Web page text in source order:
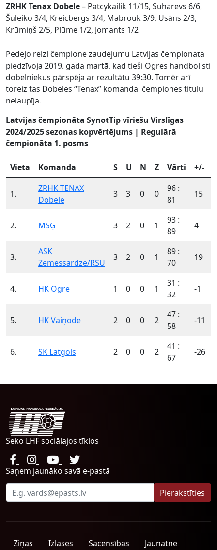
ZRHK Tenax Dobele– Patcykailik 11/15, Suharevs 6/6,
Šuleiko 3/4, Kreicbergs 3/4, Mabrouk 3/9, Usāns 2/3,
Krūmiņš 2/5, Plūme 1/2, Jomants 1/2
Pēdējo reizi čempione zaudējumu Latvijas čempionātā
piedzīvoja 2019. gada martā, kad tieši Ogres handbolisti
dobelniekus pārspēja ar rezultātu 39:30. Tomēr arī
toreiz tas Dobeles “Tenax” komandai čempiones titulu
nelaupīja.
Latvijas čempionāta SynotTip vīriešu Virslīgas
2024/2025 sezonas kopvērtējums | Regulārā
čempionāta 1. posms
Vieta Komanda S U N Z Vārti +/-
1.
ZRHK TENAX
Dobele
3 3 0 0
96 :
81
15
2. MSĢ 3 2 0 1
93 :
89
4
3.
ASK
Zemessardze/RSU
3 2 0 1
89 :
70
19
4. HK Ogre 1 0 0 1
31 :
32
-1
5. HK Vaiņode 2 0 0 2
47 :
58
-11
6. SK Latgols 2 0 0 2
41 :
67
-26
Seko LHF sociālajos tīklos
Saņem jaunāko savā e-pastā
Ziņas Izlases Sacensības Jaunatne